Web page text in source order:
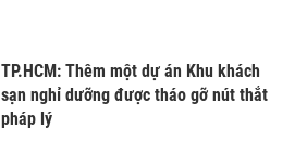
TP.HCM: Thêm một dự án Khu khách
sạn nghỉ dưỡng được tháo gỡ nút thắt
pháp lý